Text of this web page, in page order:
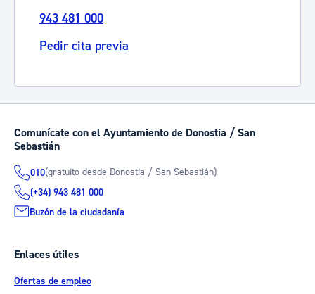
943 481 000
Pedir cita previa
Comunícate con el Ayuntamiento de Donostia / San
Sebastián
010(gratuito desde Donostia / San Sebastián)
(+34) 943 481 000
Buzón de la ciudadanía
Enlaces útiles
Ofertas de empleo